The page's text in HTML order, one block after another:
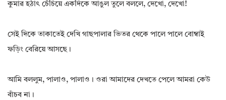
কুমার হঠাৎ চেঁচিয়ে একদিকে আঙুল তুলে বললে, দেখো, দেখো!
সেই দিকে তাকাতেই দেখি গাছপালার ভিতর থেকে পালে পালে বোম্বাই
ফড়িং বেরিয়ে আসছে।
আমি বললুম, পালাও, পালাও। ওরা আমাদের দেখতে পেলে আমরা কেউ
বাঁচব না।